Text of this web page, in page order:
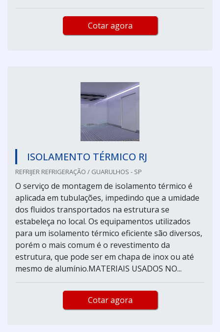
Cotar agora
ISOLAMENTO TÉRMICO RJ
REFRIJER REFRIGERAÇÃO / GUARULHOS - SP
O serviço de montagem de isolamento térmico é
aplicada em tubulações, impedindo que a umidade
dos fluidos transportados na estrutura se
estabeleça no local. Os equipamentos utilizados
para um isolamento térmico eficiente são diversos,
porém o mais comum é o revestimento da
estrutura, que pode ser em chapa de inox ou até
mesmo de alumínio.MATERIAIS USADOS NO...
Cotar agora